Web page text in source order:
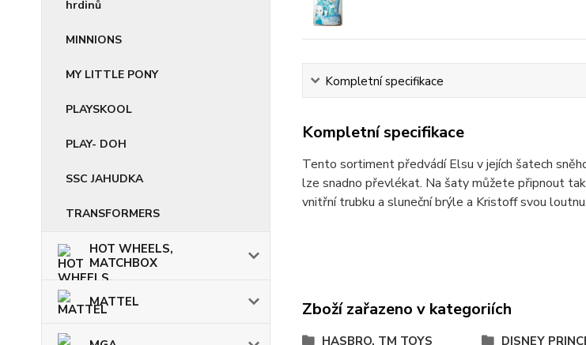
hrdinů
MINNIONS
MY LITTLE PONY
PLAYSKOOL
PLAY- DOH
SSC JAHUDKA
TRANSFORMERS
HOT WHEELS,
MATCHBOX
MATTEL
Kompletní specifikace
Kompletní specifikace
Tento sortiment předvádí Elsu v jejích šatech
lze snadno převlékat. Na šaty můžete připnout
vnitřní trubku a sluneční brýle a Kristoff svou
Zboží zařazeno v kategoriích
HASBRO, TM TOYS DISNEY